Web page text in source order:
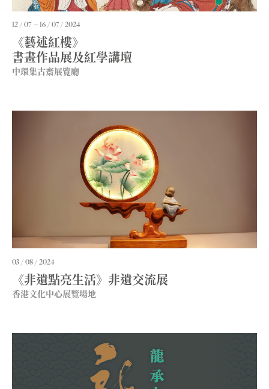
12 / 07 16 / 07 / 2024
《藝述紅樓》
書畫作品展及紅學講壇
中環集古齋展覽廳
03 / 08 / 2024
《非遺點亮生活》非遺交流展
香港文化中心展覽場地